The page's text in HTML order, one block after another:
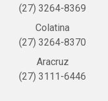
(27) 3264-8369
Colatina
(27) 3264-8370
Aracruz
(27) 3111-6446